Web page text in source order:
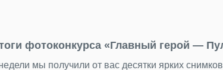
сторон — динамичным, уютным, строгим и